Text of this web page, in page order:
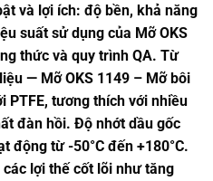
và lợi ích: độ bền, khả năng
suất sử dụng của Mỡ OKS
thức và quy trình QA. Từ
— Mỡ OKS 1149 – Mỡ bôi
PTFE, tương thích với nhiều
đàn hồi. Độ nhớt dầu gốc
động từ -50°C đến +180°C.
lợi thế cốt lõi như tăng